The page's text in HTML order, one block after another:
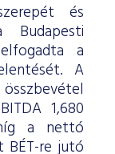
és
Budapesti
a
A
1,680
a nettó
BÉT-re jutó